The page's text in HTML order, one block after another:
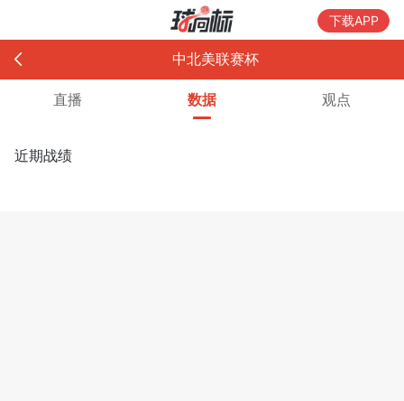
下载APP
中北美联赛杯
直播 数据 观点
近期战绩